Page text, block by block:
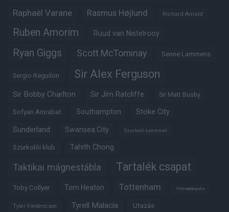
Raphaël Varane Rasmus Højlund Richard Arnold
Ruben Amorim Ruud van Nistelrooy
Ryan Giggs Scott McTominay Senne Lammens
Sergio Reguilon Sir Alex Ferguson
Sir Bobby Charlton Sir Jim Ratcliffe Sir Matt Busby
Sofyan Amrabat Southampton Stoke City
Sunderland Swansea City Szurkoló szemmel
Szurkolói klub Tahith Chong
Taktikai mágnestábla Tartalék csapat
Toby Collyer Tom Heaton Tottenham Trófeabibliográfia
Tyler Fredericson Tyrell Malacia Utazás